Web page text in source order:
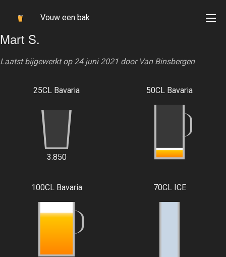
Vouw een bak
Mart S.
Laatst bijgewerkt op 24 juni 2021 door Van Binsbergen
25CL Bavaria
3.850
50CL Bavaria
100CL Bavaria 70CL ICE